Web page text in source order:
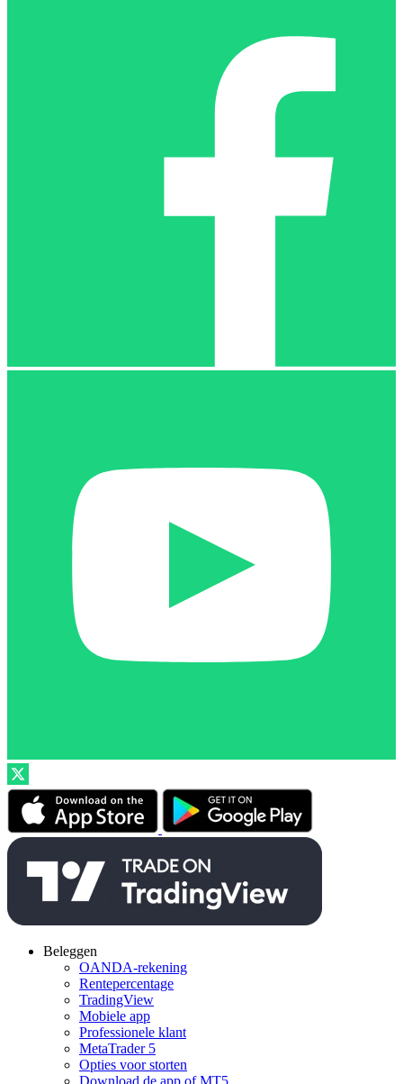
Beleggen
OANDA-rekening
Rentepercentage
TradingView
Mobiele app
Professionele klant
MetaTrader 5
Opties voor storten
Download de app of MT5